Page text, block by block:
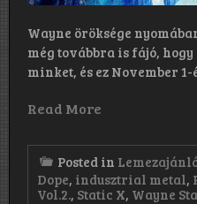
Wayne öröksége
még továbbra is fájó,
minket, és ez November 1-
Read More
Posted in
Dope, indusztrial metal,
Vol.2., Static X, Wayne